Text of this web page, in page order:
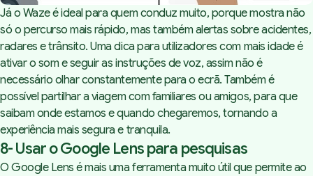
Já o Waze é ideal para quem conduz muito, porque mostra não
só o percurso mais rápido, mas também alertas sobre acidentes,
radares e trânsito. Uma dica para utilizadores com mais idade é
ativar o som e seguir as instruções de voz, assim não é
necessário olhar constantemente para o ecrã. Também é
possível partilhar a viagem com familiares ou amigos, para que
saibam onde estamos e quando chegaremos, tornando a
experiência mais segura e tranquila.
8- Usar o Google Lens para pesquisas
O Google Lens é mais uma ferramenta muito útil que permite ao